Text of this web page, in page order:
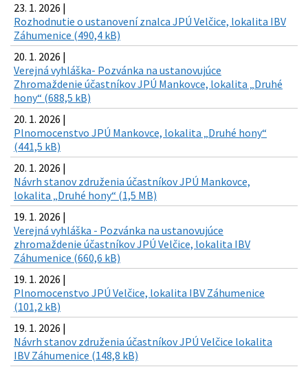
23. 1. 2026 |
Rozhodnutie o ustanovení znalca JPÚ Velčice, lokalita IBV
Záhumenice (490,4 kB)
20. 1. 2026 |
Verejná vyhláška- Pozvánka na ustanovujúce
Zhromaždenie účastníkov JPÚ Mankovce, lokalita „Druhé
hony“ (688,5 kB)
20. 1. 2026 |
Plnomocenstvo JPÚ Mankovce, lokalita „Druhé hony“
(441,5 kB)
20. 1. 2026 |
Návrh stanov združenia účastníkov JPÚ Mankovce,
lokalita „Druhé hony“ (1,5 MB)
19. 1. 2026 |
Verejná vyhláška - Pozvánka na ustanovujúce
zhromaždenie účastníkov JPÚ Velčice, lokalita IBV
Záhumenice (660,6 kB)
19. 1. 2026 |
Plnomocenstvo JPÚ Velčice, lokalita IBV Záhumenice
(101,2 kB)
19. 1. 2026 |
Návrh stanov združenia účastníkov JPÚ Velčice lokalita
IBV Záhumenice (148,8 kB)